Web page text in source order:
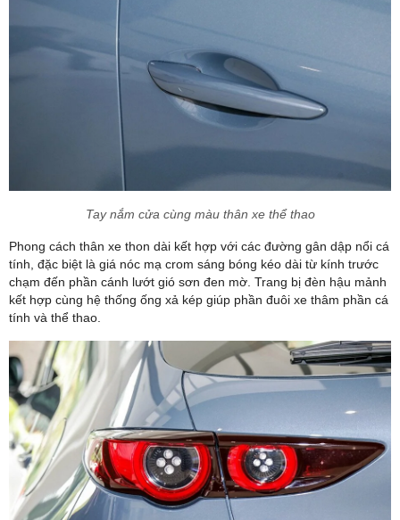
Tay nắm cửa cùng màu thân xe thể thao
Phong cách thân xe thon dài kết hợp với các đường gân dập nổi cá
tính, đặc biệt là giá nóc mạ crom sáng bóng kéo dài từ kính trước
chạm đến phần cánh lướt gió sơn đen mờ. Trang bị đèn hậu mảnh
kết hợp cùng hệ thống ống xả kép giúp phần đuôi xe thâm phần cá
tính và thể thao.